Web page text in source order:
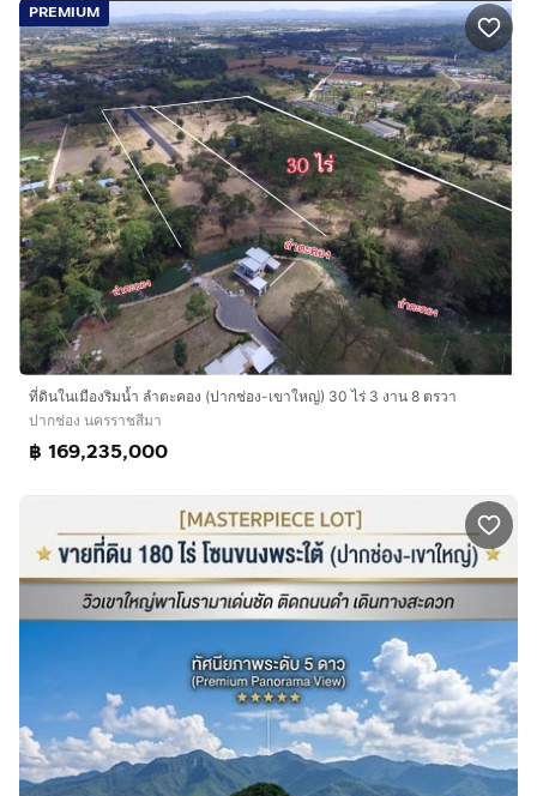
PREMIUM
ที่ดินในเมืองริมน้ำ ลำตะคอง (ปากช่อง-เขาใหญ่) 30 ไร่ 3 งาน 8 ตรวา
ปากช่อง นครราชสีมา
฿ 169,235,000